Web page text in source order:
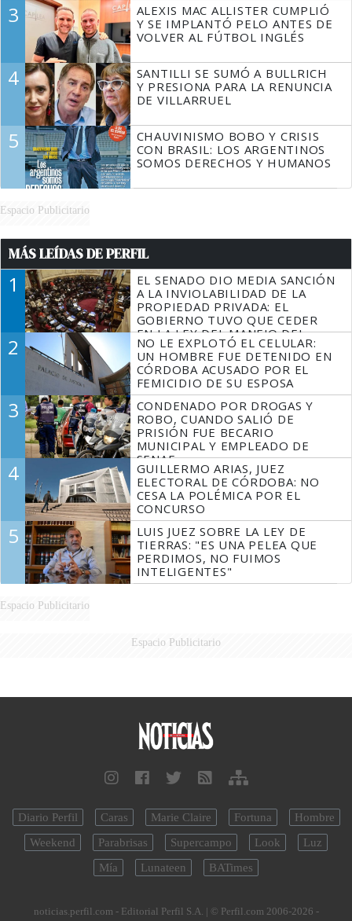
3
ALEXIS MAC ALLISTER CUMPLIÓ
Y SE IMPLANTÓ PELO ANTES DE
VOLVER AL FÚTBOL INGLÉS
4
SANTILLI SE SUMÓ A BULLRICH
Y PRESIONA PARA LA RENUNCIA
DE VILLARRUEL
5
CHAUVINISMO BOBO Y CRISIS
CON BRASIL: LOS ARGENTINOS
SOMOS DERECHOS Y HUMANOS
Espacio Publicitario
MÁS LEÍDAS DE PERFIL
1
EL SENADO DIO MEDIA SANCIÓN
A LA INVIOLABILIDAD DE LA
PROPIEDAD PRIVADA: EL
GOBIERNO TUVO QUE CEDER
EN LA LEY DEL MANEJO DEL
FUEGO
2
NO LE EXPLOTÓ EL CELULAR:
UN HOMBRE FUE DETENIDO EN
CÓRDOBA ACUSADO POR EL
FEMICIDIO DE SU ESPOSA
3
CONDENADO POR DROGAS Y
ROBO, CUANDO SALIÓ DE
PRISIÓN FUE BECARIO
MUNICIPAL Y EMPLEADO DE
SENAF
4
GUILLERMO ARIAS, JUEZ
ELECTORAL DE CÓRDOBA: NO
CESA LA POLÉMICA POR EL
CONCURSO
5
LUIS JUEZ SOBRE LA LEY DE
TIERRAS: "ES UNA PELEA QUE
PERDIMOS, NO FUIMOS
INTELIGENTES"
Espacio Publicitario
Espacio Publicitario
Diario Perfil Caras Marie Claire Fortuna
Hombre
Weekend
Parabrisas Supercampo Look
Luz
Mía
Lunateen BATimes
noticias.perfil.com - Editorial Perfil S.A. | © Perfil.com 2006-2026 -